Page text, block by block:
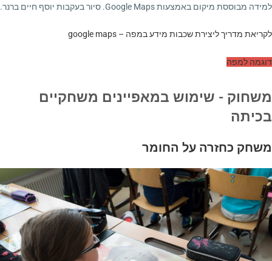
למידה מבוססת מיקום באמצעות Google Maps. סיור בעקבות יוסף חיים ברנר.
לקריאת מדריך ליצירת שכבות מידע במפה – google maps
דוגמה למפה
משחוק - שימוש במאפיינים משחקיים
בכיתה
משחק כחזרה על החומר